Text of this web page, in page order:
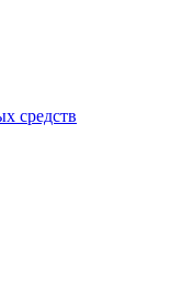
средств